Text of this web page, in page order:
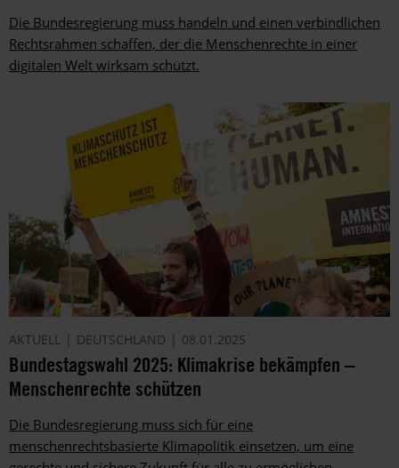
Die Bundesregierung muss handeln und einen verbindlichen
Rechtsrahmen schaffen, der die Menschenrechte in einer
digitalen Welt wirksam schützt.
AKTUELL DEUTSCHLAND 08.01.2025
Bundestagswahl 2025: Klimakrise bekämpfen –
Menschenrechte schützen
Die Bundesregierung muss sich für eine
menschenrechtsbasierte Klimapolitik einsetzen, um eine